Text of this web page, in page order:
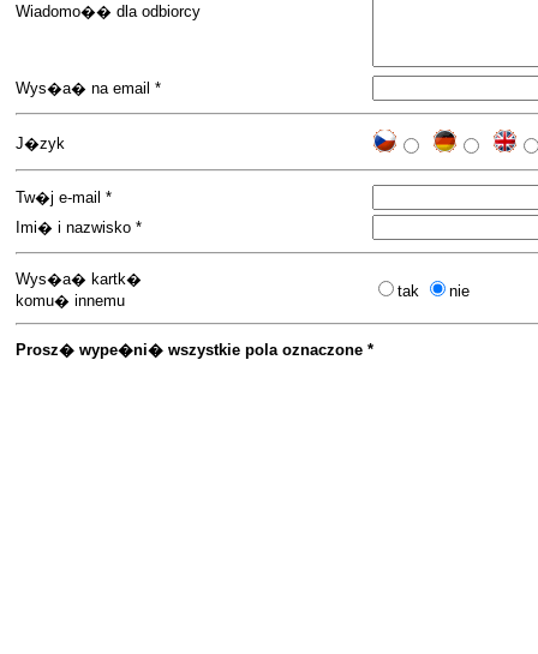
Wiadomo�� dla odbiorcy
Wys�a� na email *
J�zyk
Tw�j e-mail *
Imi� i nazwisko *
Wys�a� kartk�
komu� innemu
tak nie
Prosz� wype�ni� wszystkie pola oznaczone *